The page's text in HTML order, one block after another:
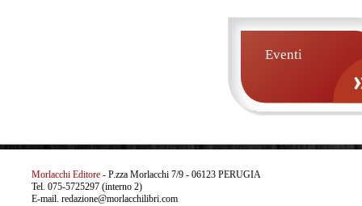
Eventi
Morlacchi Editore - P.zza Morlacchi 7/9 - 06123 PERUGIA
Tel. 075-5725297 (interno 2)
E-mail. redazione@morlacchilibri.com